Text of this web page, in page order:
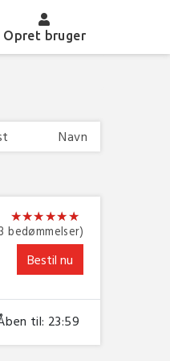
Opret bruger
Navn
★★★★★★
★★★★★★
bedømmelser)
Bestil nu
til: 23:59